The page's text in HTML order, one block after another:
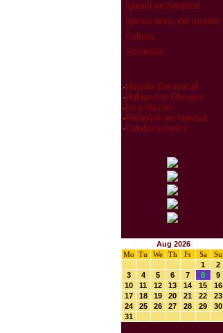
Iglesia en América
Iglesia resto del mundo
Cultura
Sociedad
· Homilia Dominical
· Hablan los Obispos
· Fe y Razón
· Reflexion en libertad
·Colaboraciones
Aug 2026
Mo Tu We Th Fr Sa
Su
1
2
3
4 5 6 7 8
9
10
11 12 13 14 15
16
17
18 19 20 21 22
23
24
25 26 27 28 29
30
31